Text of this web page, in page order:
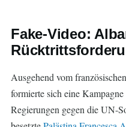
Fake-Video:
Ausgehend vom
formierte sich eine
Regierungen gegen die UN-